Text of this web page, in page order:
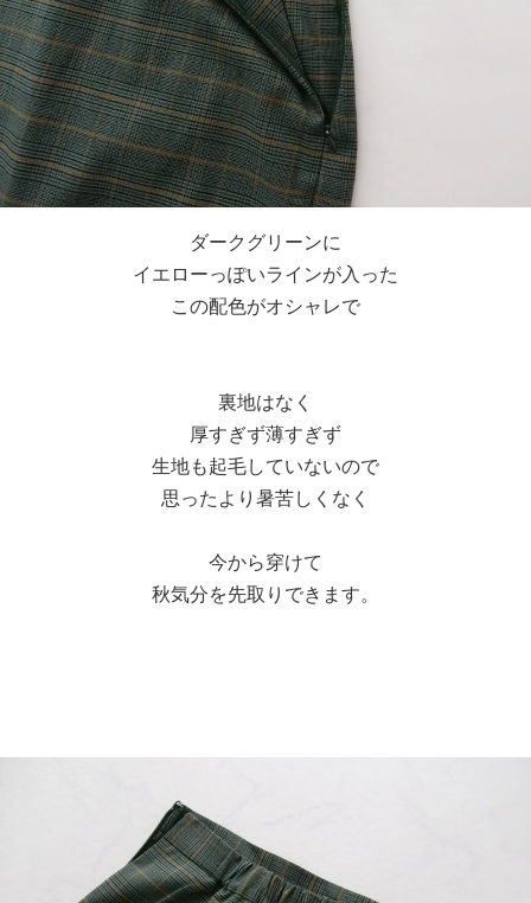
ダークグリーンに
イエローっぽいラインが入った
この配色がオシャレで
裏地はなく
厚すぎず薄すぎず
生地も起毛していないので
思ったより暑苦しくなく
今から穿けて
秋気分を先取りできます。